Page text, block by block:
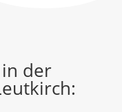
der